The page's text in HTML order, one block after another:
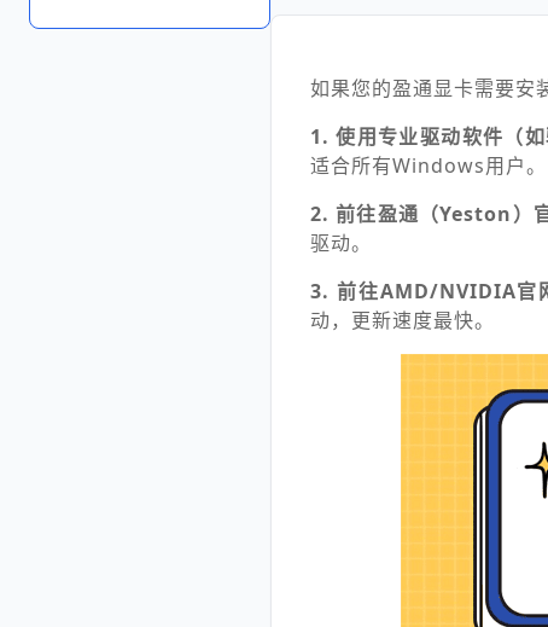
如果您的盈通显卡需要安
1. 使用专业驱动软件（
适合所有Windows用户。
2. 前往盈通（Yeston）
驱动。
3. 前往AMD/NVIDIA官
动，更新速度最快。